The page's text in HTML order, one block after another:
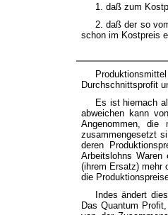
1. daß zum
2. daß der so
schon im Kostpreis
Durchschnittsprofit
Es ist hiernach
abweichen kann
Angenommen, die
zusammengesetzt
deren
Arbeitslohns
(ihrem Ersatz) mehr
die
Indes ändert
Das Quantum